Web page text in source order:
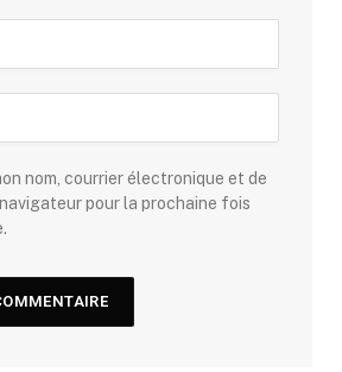
nom, courrier électronique et de
pour la prochaine fois